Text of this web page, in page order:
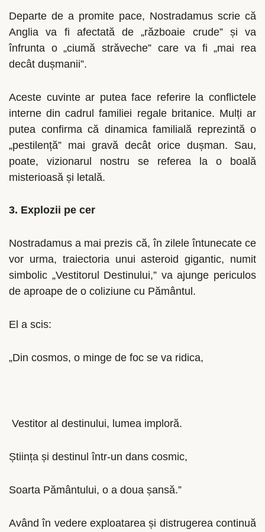
Departe de a promite pace, Nostradamus scrie că
Anglia va fi afectată de „războaie crude” și va
înfrunta o „ciumă străveche” care va fi „mai rea
decât dușmanii”.
Aceste cuvinte ar putea face referire la conflictele
interne din cadrul familiei regale britanice. Mulți ar
putea confirma că dinamica familială reprezintă o
„pestilență” mai gravă decât orice dușman. Sau,
poate, vizionarul nostru se referea la o boală
misterioasă și letală.
3. Explozii pe cer
Nostradamus a mai prezis că, în zilele întunecate ce
vor urma, traiectoria unui asteroid gigantic, numit
simbolic „Vestitorul Destinului,” va ajunge periculos
de aproape de o coliziune cu Pământul.
El a scis:
„Din cosmos, o minge de foc se va ridica,
Vestitor al destinului, lumea imploră.
Știința și destinul într-un dans cosmic,
Soarta Pământului, o a doua șansă.”
Având în vedere exploatarea și distrugerea continuă